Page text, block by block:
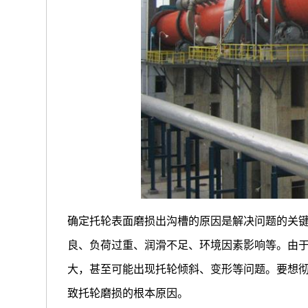
确定托轮表面磨损出沟槽的原因是解决问题的关
良、负荷过重、润滑不足、环境因素影响等。由
大，甚至可能出现托轮倾斜、变形等问题。要想
致托轮磨损的根本原因。